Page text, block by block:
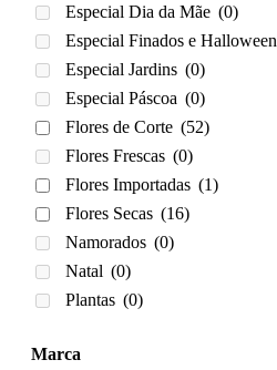
Especial Dia da Mãe (0)
Especial Finados e Halloween
Especial Jardins (0)
Especial Páscoa (0)
Flores de Corte (52)
Flores Frescas (0)
Flores Importadas (1)
Flores Secas (16)
Namorados (0)
Natal (0)
Plantas (0)
Marca